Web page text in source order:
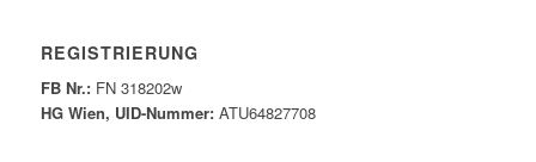
REGISTRIERUNG
FB Nr.:FN 318202w
HG Wien, UID-Nummer:ATU64827708